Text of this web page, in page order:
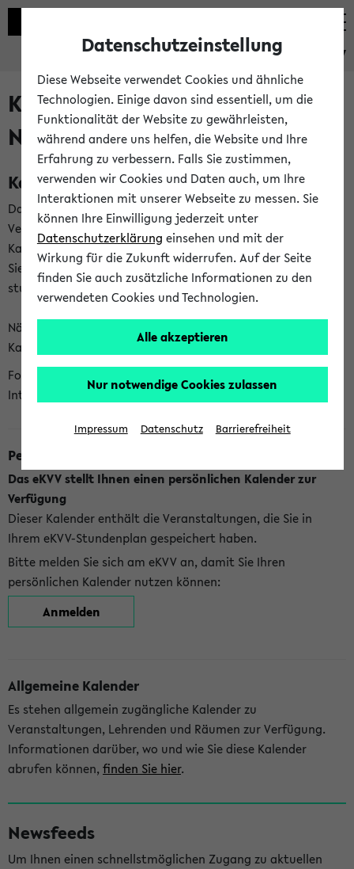
eKVV
Kalenderintegration und
Newsfeeds
Kalenderintegration
Das eKVV bietet Ihnen die Möglichkeit,
Veranstaltungstermine in eine Vielzahl von
Kalenderanwendungen einzubinden. Auf diese Weise können
Sie einen gemeinsamen Überblick über Ihre privaten und
studienbezogenen Termine erhalten.
Näheres zu Vorteilen und Funktionsweise der
Kalenderintegration können Sie auf unserer
Folgende Kalender bietet Ihnen das eKVV derzeit zur
Integration an:
Persönlicher Kalender
Das eKVV stellt Ihnen einen persönlichen Kalender zur
Verfügung
Dieser Kalender enthält die Veranstaltungen, die Sie in
Ihrem eKVV-Stundenplan gespeichert haben.
Bitte melden Sie sich am eKVV an, damit Sie Ihren
persönlichen Kalender nutzen können:
Anmelden
Allgemeine Kalender
Es stehen allgemein zugängliche Kalender zu
Veranstaltungen, Lehrenden und Räumen zur Verfügung.
Informationen darüber, wo und wie Sie diese Kalender
abrufen können, finden Sie hier.
Newsfeeds
Um Ihnen einen schnellstmöglichen Zugang zu aktuellen
Datenschutzeinstellung
Diese Webseite verwendet Cookies und ähnliche
Technologien. Einige davon sind essentiell, um die
Funktionalität der Website zu gewährleisten,
während andere uns helfen, die Website und Ihre
Erfahrung zu verbessern. Falls Sie zustimmen,
verwenden wir Cookies und Daten auch, um Ihre
Interaktionen mit unserer Webseite zu messen. Sie
können Ihre Einwilligung jederzeit unter
Datenschutzerklärung einsehen und mit der
Wirkung für die Zukunft widerrufen. Auf der Seite
finden Sie auch zusätzliche Informationen zu den
verwendeten Cookies und Technologien.
Alle akzeptieren
Nur notwendige Cookies zulassen
Impressum Datenschutz Barrierefreiheit